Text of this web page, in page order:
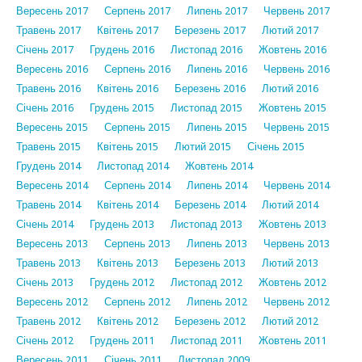
Вересень 2017 Серпень 2017 Липень 2017
Червень 2017
Травень 2017
Квітень 2017 Березень 2017
Лютий 2017
Січень 2017
Грудень 2016 Листопад 2016
Жовтень 2016
Вересень 2016
Серпень 2016 Липень 2016
Червень 2016
Травень 2016
Квітень 2016 Березень 2016
Лютий 2016
Січень 2016
Грудень 2015 Листопад 2015
Жовтень 2015
Вересень 2015
Серпень 2015 Липень 2015
Червень 2015
Травень 2015
Квітень 2015 Лютий 2015
Січень 2015
Грудень 2014
Листопад 2014
Жовтень 2014
Вересень 2014
Серпень 2014 Липень 2014
Червень 2014
Травень 2014
Квітень 2014 Березень 2014
Лютий 2014
Січень 2014
Грудень 2013 Листопад 2013
Жовтень 2013
Вересень 2013
Серпень 2013 Липень 2013
Червень 2013
Травень 2013
Квітень 2013 Березень 2013
Лютий 2013
Січень 2013
Грудень 2012 Листопад 2012
Жовтень 2012
Вересень 2012
Серпень 2012 Липень 2012
Червень 2012
Травень 2012
Квітень 2012 Березень 2012
Лютий 2012
Січень 2012
Грудень 2011 Листопад 2011
Жовтень 2011